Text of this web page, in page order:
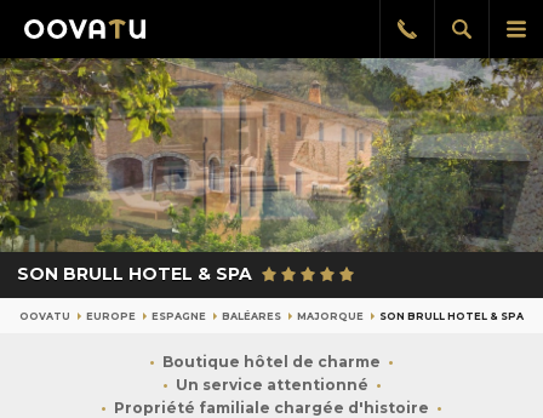
le
Afficher
la
Rappel
gratuit
SON BRULL HOTEL & SPA
OOVATU EUROPE ESPAGNE BALÉARES MAJORQUE SON BRULL HOTEL & SPA
Boutique hôtel de charme
Un service attentionné
Propriété familiale chargée d'histoire